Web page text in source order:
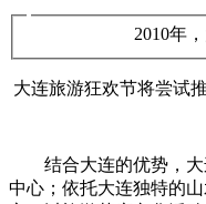
2010年
大连旅游狂欢节将尝试
结合大连的优势，大连
中心；依托大连独特的